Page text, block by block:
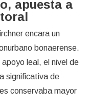
apuesta a
encara un
bonaerense.
leal, el nivel de
significativa de
conservaba mayor